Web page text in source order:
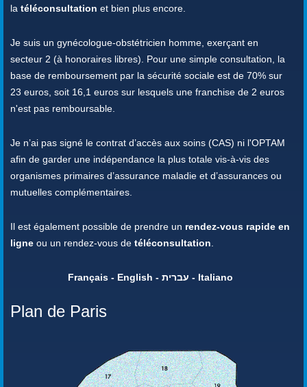
la téléconsultation et bien plus encore.
Je suis un gynécologue-obstétricien homme, exerçant en
secteur 2 (à honoraires libres). Pour une simple consultation, la
base de remboursement par la sécurité sociale est de 70% sur
23 euros, soit 16,1 euros sur lesquels une franchise de 2 euros
n'est pas remboursable.
Je n’ai pas signé le contrat d’accès aux soins (CAS) ni l'OPTAM
afin de garder une indépendance la plus totale vis-à-vis des
organismes primaires d’assurance maladie et d’assurances ou
mutuelles complémentaires.
Il est également possible de prendre un rendez-vous rapide en
ligne ou un rendez-vous de téléconsultation
Français - English - עברית - Italiano
Plan de Paris